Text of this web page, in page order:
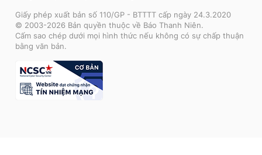
Giấy phép xuất bản số 110/GP - BTTTT cấp ngày 24.3.2020
© 2003-2026 Bản quyền thuộc về Báo Thanh Niên.
Cấm sao chép dưới mọi hình thức nếu không có sự chấp thuận
bằng văn bản.